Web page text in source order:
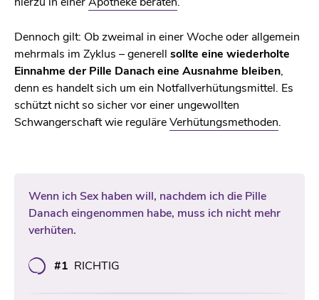
Dennoch gilt: Ob zweimal in einer Woche oder allgemein
mehrmals im Zyklus – generell sollte eine wiederholte
Einnahme der Pille Danach eine Ausnahme bleiben,
denn es handelt sich um ein Notfallverhütungsmittel. Es
schützt nicht so sicher vor einer ungewollten
Schwangerschaft wie reguläreVerhütungsmethoden.
Wenn ich Sex haben will, nachdem ich die Pille
Danach eingenommen habe, muss ich nicht mehr
verhüten.
#1 RICHTIG